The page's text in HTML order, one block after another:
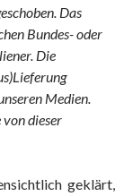
Das
Bundes- oder
Die
Medien.
von dieser
geklärt,